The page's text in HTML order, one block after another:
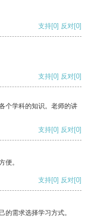
支持[0] 反对[0]
支持[0] 反对[0]
个学科的知识。老师的讲
支持[0] 反对[0]
便。
支持[0] 反对[0]
的需求选择学习方式。